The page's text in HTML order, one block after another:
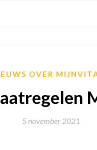
OVER
5 november 2021